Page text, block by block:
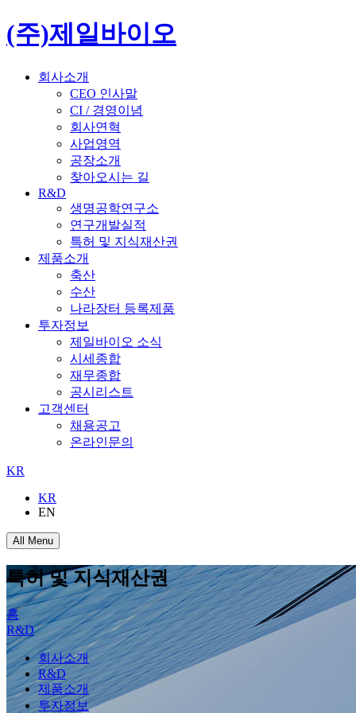
(주)제일바이오
회사소개
CEO 인사말
CI / 경영이념
회사연혁
사업영역
공장소개
찾아오시는 길
R&D
생명공학연구소
연구개발실적
특허 및 지식재산권
제품소개
축산
수산
나라장터 등록제품
투자정보
제일바이오 소식
시세종합
재무종합
공시리스트
고객센터
채용공고
온라인문의
KR
KR
EN
All Menu
특허 및 지식재산권
홈
R&D
회사소개
R&D
제품소개
투자정보